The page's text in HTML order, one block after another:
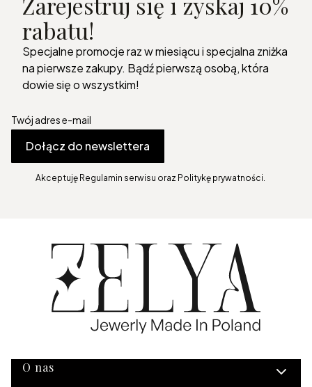
rabatu!
Specjalne promocje raz w miesiącu i specjalna zniżka
na pierwsze zakupy. Bądź pierwszą osobą, która
dowie się o wszystkim!
Twój adres e-mail
Dołącz do newslettera
Akceptuję Regulamin serwisu oraz Politykę prywatności.
Linki w stopce
O nas